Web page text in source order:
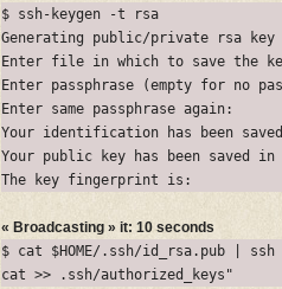
$ ssh-keygen -t rsa
Generating public/private rsa
Enter file in which to save the
Enter passphrase (empty for no
Enter same passphrase again:
Your identification has been
Your public key has been saved
The key fingerprint is:
« Broadcasting » it: 10 seconds
$ cat $HOME/.ssh/id_rsa.pub |
cat >> .ssh/authorized_keys"